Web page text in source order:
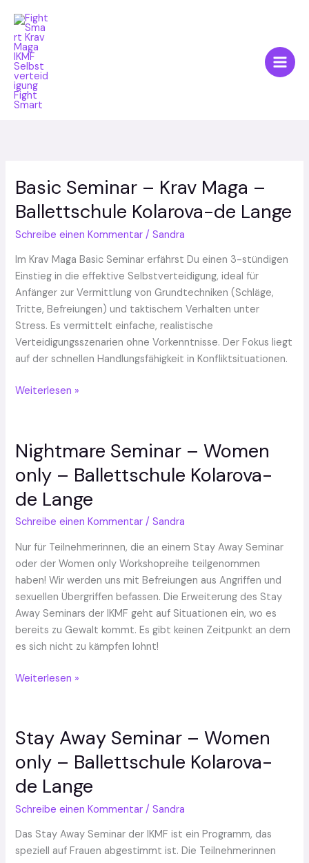
Inhalt
springen
Basic Seminar – Krav Maga –
Ballettschule Kolarova-de Lange
Schreibe einen Kommentar /Sandra
Im Krav Maga Basic Seminar erfährst Du einen 3-stündigen
Einstieg in die effektive Selbstverteidigung, ideal für
Anfänger zur Vermittlung von Grundtechniken (Schläge,
Tritte, Befreiungen) und taktischem Verhalten unter
Stress. Es vermittelt einfache, realistische
Verteidigungsszenarien ohne Vorkenntnisse. Der Fokus liegt
auf der schnellen Handlungsfähigkeit in Konfliktsituationen.
Basic
–
Krav
–
Ballettschule
Kolarova-
de
Lange
Weiterlesen »
Nightmare Seminar – Women
only – Ballettschule Kolarova-
de Lange
Schreibe einen Kommentar /Sandra
Nur für Teilnehmerinnen, die an einem Stay Away Seminar
oder der Women only Workshopreihe teilgenommen
haben! Wir werden uns mit Befreiungen aus Angriffen und
sexuellen Übergriffen befassen. Die Erweiterung des Stay
Away Seminars der IKMF geht auf Situationen ein, wo es
bereits zu Gewalt kommt. Es gibt keinen Zeitpunkt an dem
es sich nicht zu kämpfen lohnt!
Nightmare
Seminar
–
Women
–
Ballettschule
Kolarova-
de
Lange
Weiterlesen »
Stay Away Seminar – Women
only – Ballettschule Kolarova-
de Lange
Schreibe einen Kommentar /Sandra
Das Stay Away Seminar der IKMF ist ein Programm, das
speziell auf Frauen abgestimmt ist. Die Teilnehmerinnen
Stay
Seminar
–
only
–
Ballettschule